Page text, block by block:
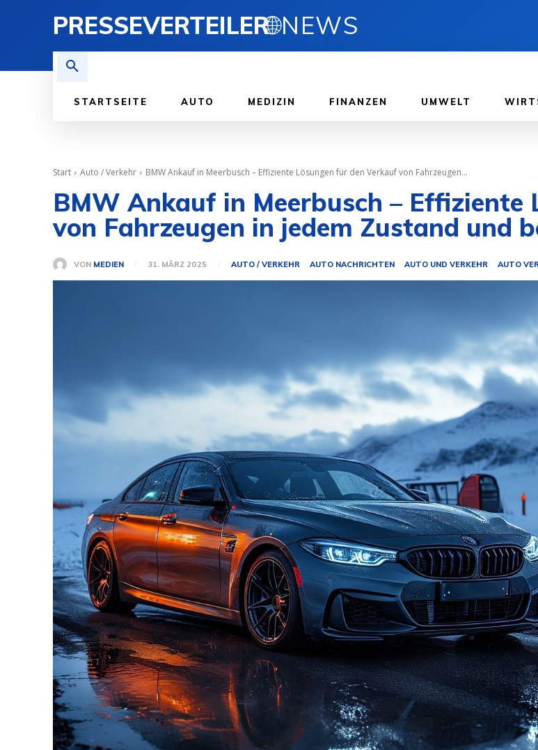
PRESSEVERTEILER🌐NEWS
STARTSEITE AUTO MEDIZIN FINANZEN UMWELT
Start Auto / Verkehr BMW Ankauf in Meerbusch – Effiziente Lösungen für den Verkauf von Fahrzeugen...
BMW Ankauf in Meerbusch – Effiziente
von Fahrzeugen in jedem Zustand und
VON MEDIEN 31. MÄRZ 2025 AUTO / VERKEHR AUTO NACHRICHTEN AUTO UND VERKEHR AUTO